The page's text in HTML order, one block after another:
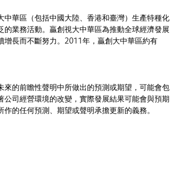
華區（包括中國大陸、香港和臺灣）生產特種化
業務活動。贏創視大中華區為推動全球經濟發展
增長而不斷努力。2011年，贏創大中華區約有
的前瞻性聲明中所做出的預測或期望，可能會包
司經營環境的改變，實際發展結果可能會與預期
的任何預測、期望或聲明承擔更新的義務。